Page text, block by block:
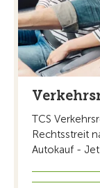
TCS
Rechtsstreit
Autokauf -